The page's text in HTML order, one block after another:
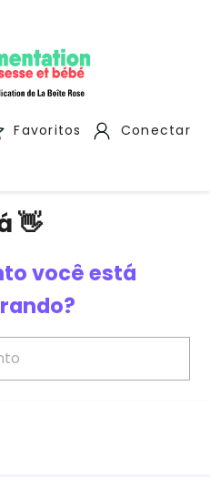
Favoritos Conectar
👋
você está